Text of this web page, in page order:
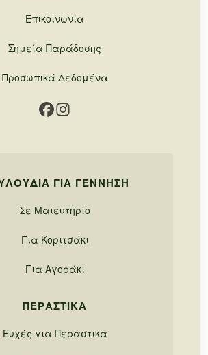
Επικοινωνία
Σημεία Παράδοσης
Προσωπικά Δεδομένα
ΓΙΑ ΓΈΝΝΗΣΗ
Σε Μαιευτήριο
Για Κοριτσάκι
Για Αγοράκι
ΠΕΡΑΣΤΙΚΆ
Ευχές για Περαστικά